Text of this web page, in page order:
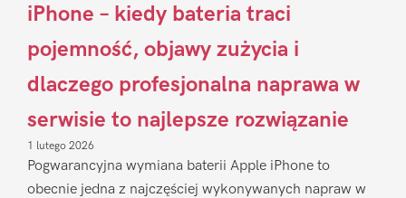
iPhone – kiedy bateria traci
pojemność, objawy zużycia i
dlaczego profesjonalna naprawa w
serwisie to najlepsze rozwiązanie
1 lutego 2026
Pogwarancyjna wymiana baterii Apple iPhone to
obecnie jedna z najczęściej wykonywanych napraw w